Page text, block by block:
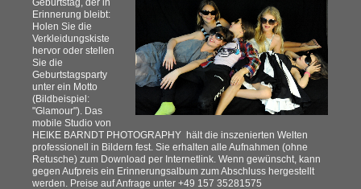
Erinnerung bleibt:
Holen Sie die
Verkleidungskiste
hervor oder stellen
Sie die
Geburtstagsparty
unter ein Motto
(Bildbeispiel:
"Glamour"). Das
mobile Studio von
HEIKE BARNDT PHOTOGRAPHY hält die inszenierten Welten
professionell in Bildern fest. Sie erhalten alle Aufnahmen (ohne
Retusche) zum Download per Internetlink. Wenn gewünscht, kann
gegen Aufpreis ein Erinnerungsalbum zum Abschluss hergestellt
werden. Preise auf Anfrage unter +49 157 35281575